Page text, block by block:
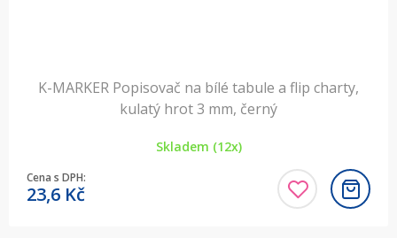
K-MARKER Popisovač na bílé tabule a flip charty,
kulatý hrot 3 mm, černý
Skladem (12x)
Cena s DPH:
23,6 Kč